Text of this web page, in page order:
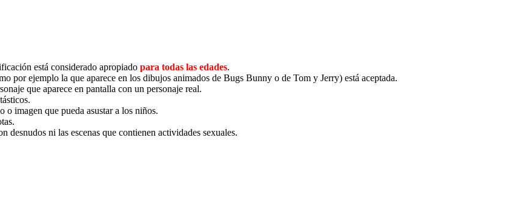
está considerado apropiado para todas las edades.
por ejemplo la que aparece en los dibujos animados de Bugs Bunny o de Tom y Jerry) está aceptada.
que aparece en pantalla con un personaje real.
imagen que pueda asustar a los niños.
desnudos ni las escenas que contienen actividades sexuales.